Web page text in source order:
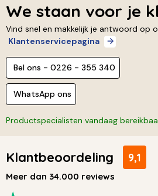
We staan voor je
Vind snel en makkelijk je antwoord op
Klantenservicepagina
Bel ons - 0226 - 355 340
WhatsApp ons
Productspecialisten vandaag
Klantbeoordeling 9,1
Meer dan 34.000 reviews